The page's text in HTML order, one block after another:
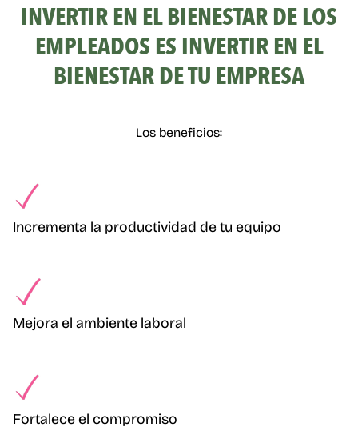
INVERTIR EN EL BIENESTAR DE LOS
EMPLEADOS ES INVERTIR EN EL
BIENESTAR DE TU EMPRESA
Los beneficios:
Incrementa la productividad de tu equipo
Mejora el ambiente laboral
Fortalece el compromiso